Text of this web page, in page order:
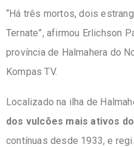
“Há três mortos, dois
Ternate”, afirmou Erlichson
província de Halmahera do
Kompas TV.
Localizado na ilha de
dos vulcões mais ativos
contínuas desde 1933, e